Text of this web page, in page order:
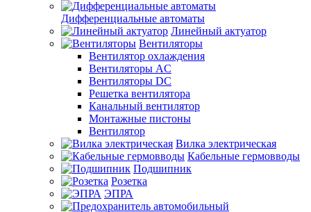
Дифференциальные автоматы
Линейный актуатор
Вентиляторы
Вентилятор охлаждения
Вентиляторы AC
Вентиляторы DC
Решетка вентилятора
Канальный вентилятор
Монтажные пистоны
Вентилятор
Вилка электрическая
Кабельные гермовводы
Подшипник
Розетка
ЭПРА